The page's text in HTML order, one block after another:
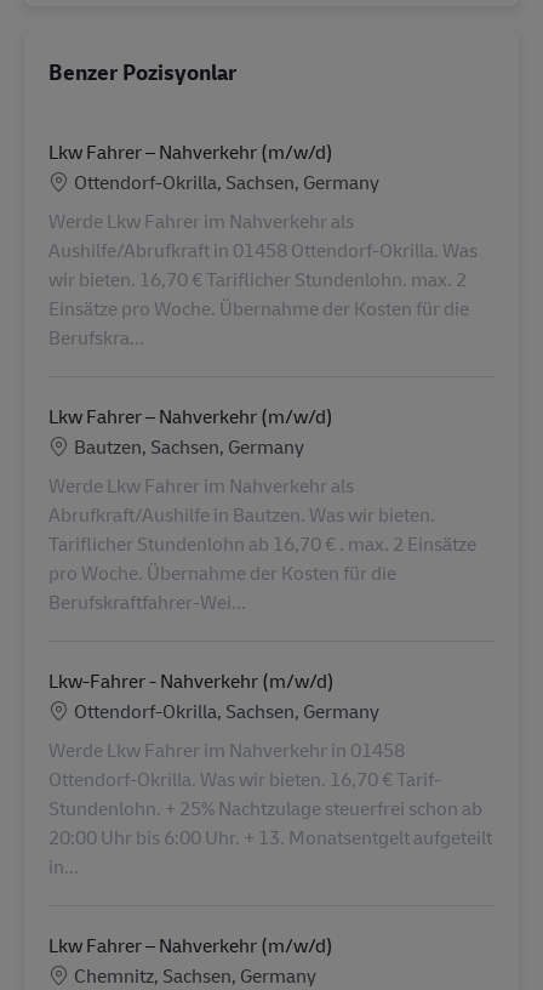
Benzer Pozisyonlar
Lkw Fahrer – Nahverkehr (m/w/d)
Konum
Ottendorf-Okrilla, Sachsen, Germany
Werde Lkw Fahrer im Nahverkehr als
Aushilfe/Abrufkraft in 01458 Ottendorf-Okrilla. Was
wir bieten. 16,70 € Tariflicher Stundenlohn. max. 2
Einsätze pro Woche. Übernahme der Kosten für die
Berufskra...
Lkw Fahrer – Nahverkehr (m/w/d)
Konum
Bautzen, Sachsen, Germany
Werde Lkw Fahrer im Nahverkehr als
Abrufkraft/Aushilfe in Bautzen. Was wir bieten.
Tariflicher Stundenlohn ab 16,70 € . max. 2 Einsätze
pro Woche. Übernahme der Kosten für die
Berufskraftfahrer-Wei...
Lkw-Fahrer - Nahverkehr (m/w/d)
Konum
Ottendorf-Okrilla, Sachsen, Germany
Werde Lkw Fahrer im Nahverkehr in 01458
Ottendorf-Okrilla. Was wir bieten. 16,70 € Tarif-
Stundenlohn. + 25% Nachtzulage steuerfrei schon ab
20:00 Uhr bis 6:00 Uhr. + 13. Monatsentgelt aufgeteilt
in...
Lkw Fahrer – Nahverkehr (m/w/d)
Konum
Chemnitz, Sachsen, Germany